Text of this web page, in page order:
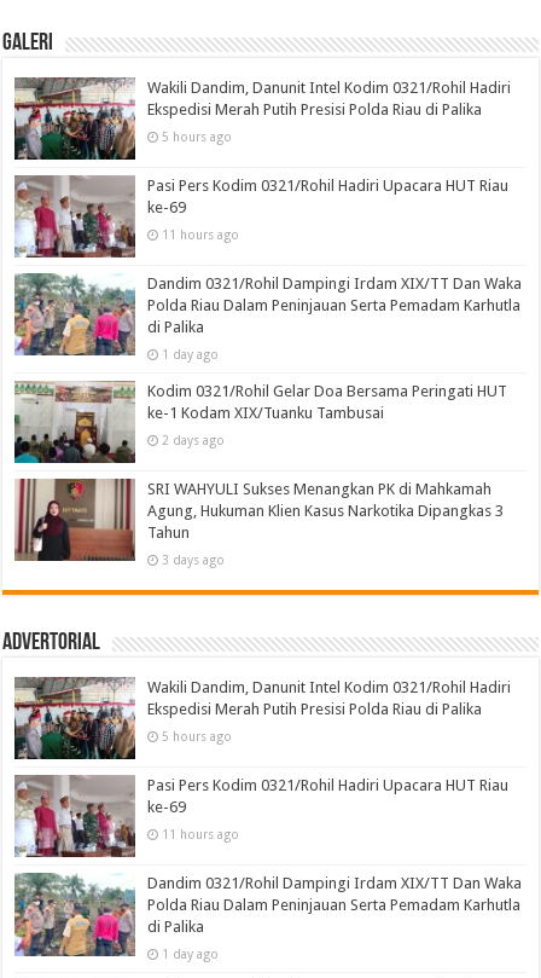
Galeri
Wakili Dandim, Danunit Intel Kodim 0321/Rohil Hadiri
Ekspedisi Merah Putih Presisi Polda Riau di Palika
5 hours ago
Pasi Pers Kodim 0321/Rohil Hadiri Upacara HUT Riau
ke-69
11 hours ago
Dandim 0321/Rohil Dampingi Irdam XIX/TT Dan Waka
Polda Riau Dalam Peninjauan Serta Pemadam Karhutla
di Palika
1 day ago
Kodim 0321/Rohil Gelar Doa Bersama Peringati HUT
ke-1 Kodam XIX/Tuanku Tambusai
2 days ago
SRI WAHYULI Sukses Menangkan PK di Mahkamah
Agung, Hukuman Klien Kasus Narkotika Dipangkas 3
Tahun
3 days ago
Advertorial
Wakili Dandim, Danunit Intel Kodim 0321/Rohil Hadiri
Ekspedisi Merah Putih Presisi Polda Riau di Palika
5 hours ago
Pasi Pers Kodim 0321/Rohil Hadiri Upacara HUT Riau
ke-69
11 hours ago
Dandim 0321/Rohil Dampingi Irdam XIX/TT Dan Waka
Polda Riau Dalam Peninjauan Serta Pemadam Karhutla
di Palika
1 day ago